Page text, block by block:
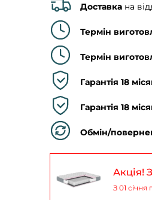
Доставка на
Термін
Термін
Гарантія 18
Гарантія 18
Обмін/
Акція!
З 01